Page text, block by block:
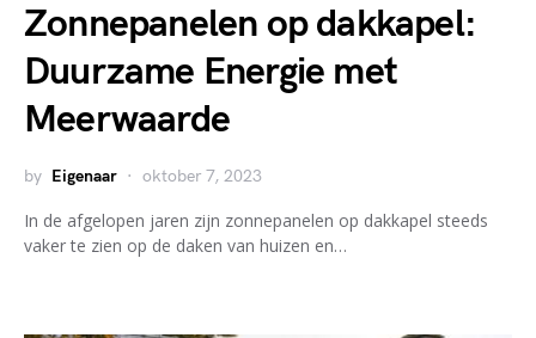
Zonnepanelen op dakkapel:
Duurzame Energie met
Meerwaarde
by Eigenaar oktober 7, 2023
In de afgelopen jaren zijn zonnepanelen op dakkapel steeds
vaker te zien op de daken van huizen en…